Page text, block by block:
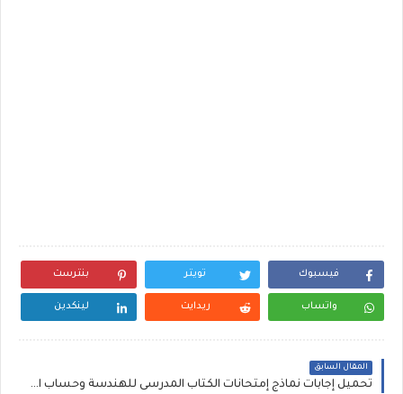
فيسبوك تويتر بنترست
واتساب ريدايت لينكدين
المقال السابق
تحميل إجابات نماذج إمتحانات الكتاب المدرسى للهندسة وحساب المثلثات للصف الثالث الاعدادى ترم أول